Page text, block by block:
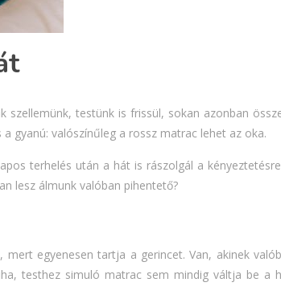
szellemünk, testünk is frissül, sokan azonban
gyanú: valószínűleg a rossz matrac lehet az oka.
terhelés után a hát is rászolgál a
lesz álmunk valóban pihentető?
egyenesen tartja a gerincet. Van, akinek
testhez simuló matrac sem mindig váltja be a